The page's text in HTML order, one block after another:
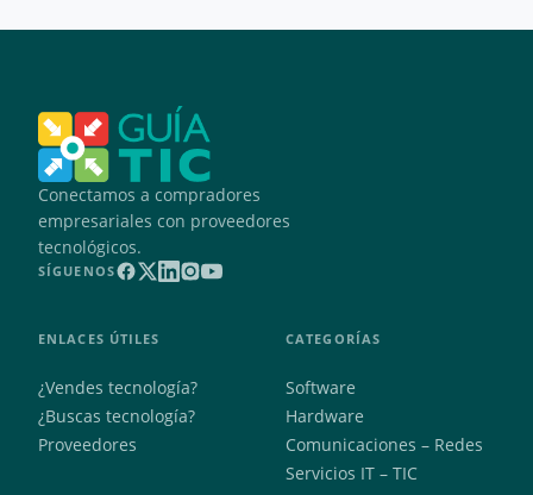
Conectamos a compradores
empresariales con proveedores
tecnológicos.
SÍGUENOS
ENLACES ÚTILES
¿Vendes tecnología?
¿Buscas tecnología?
Proveedores
CATEGORÍAS
Software
Hardware
Comunicaciones – Redes
Servicios IT – TIC